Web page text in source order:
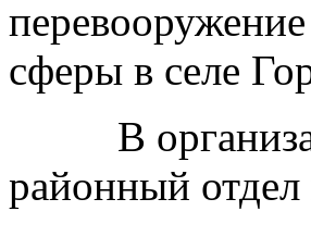
сферы в селе
В
районный отдел